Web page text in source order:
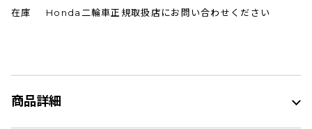
在庫 Honda二輪車正規取扱店にお問い合わせください
商品詳細